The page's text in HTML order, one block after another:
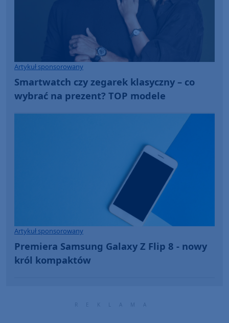
Artykuł sponsorowany
Smartwatch czy zegarek klasyczny – co
wybrać na prezent? TOP modele
Artykuł sponsorowany
Premiera Samsung Galaxy Z Flip 8 - nowy
król kompaktów